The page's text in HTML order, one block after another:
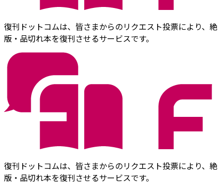
復刊ドットコムは、皆さまからのリクエスト投票により、絶
版・品切れ本を復刊させるサービスです。
復刊ドットコムは、皆さまからのリクエスト投票により、絶
版・品切れ本を復刊させるサービスです。